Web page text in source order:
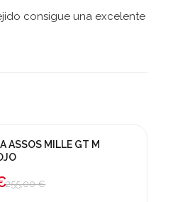
consigue una excelente
ASSOS MILLE GT M
255,00 €